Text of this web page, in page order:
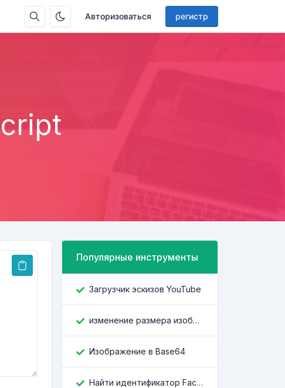
Авторизоваться регистр
Популярные инструменты
Загрузчик эскизов YouTube
изменение размера изображения
Изображение в Base64
Найти идентификатор Facebook